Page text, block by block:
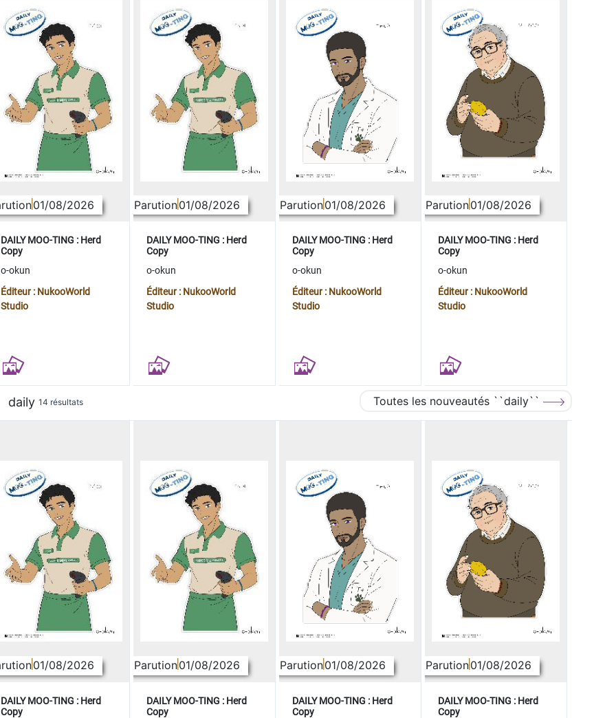
01/08/2026
DAILY MOO-TING : Herd
Copy
o-okun
Éditeur : NukooWorld
Studio
Parution01/08/2026
DAILY MOO-TING : Herd
Copy
o-okun
Éditeur : NukooWorld
Studio
Parution01/08/2026
DAILY MOO-TING : Herd
Copy
o-okun
Éditeur : NukooWorld
Studio
Parution01/08/2026
DAILY MOO-TING : Herd
Copy
o-okun
Éditeur : NukooWorld
Studio
daily 14 résultats Toutes les nouveautés ``daily``
01/08/2026
DAILY MOO-TING : Herd
Copy
Parution01/08/2026
DAILY MOO-TING : Herd
Copy
Parution01/08/2026
DAILY MOO-TING : Herd
Copy
Parution01/08/2026
DAILY MOO-TING : Herd
Copy